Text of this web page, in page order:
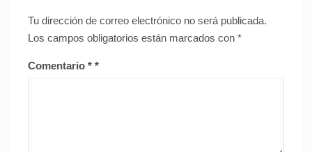
Tu dirección de correo electrónico no será publicada.
Los campos obligatorios están marcados con *
Comentario *